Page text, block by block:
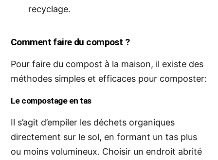
recyclage.
Comment faire du compost ?
Pour faire du compost à la maison, il existe des
méthodes simples et efficaces pour composter:
Le compostage en tas
Il s’agit d’empiler les déchets organiques
directement sur le sol, en formant un tas plus
ou moins volumineux. Choisir un endroit abrité